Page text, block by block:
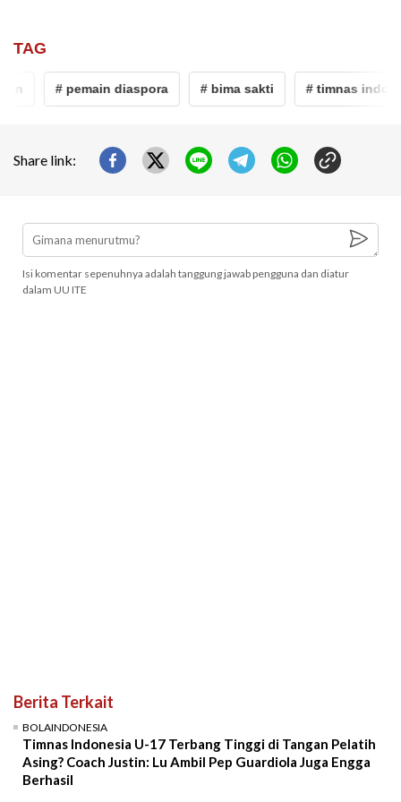
TAG
# pemain diaspora # bima sakti # timnas
Share link:
Isi komentar sepenuhnya adalah tanggung jawab pengguna dan diatur
dalam UU ITE
Berita Terkait
BOLAINDONESIA
Timnas Indonesia U-17 Terbang Tinggi di Tangan Pelatih
Asing? Coach Justin: Lu Ambil Pep Guardiola Juga Engga
Berhasil